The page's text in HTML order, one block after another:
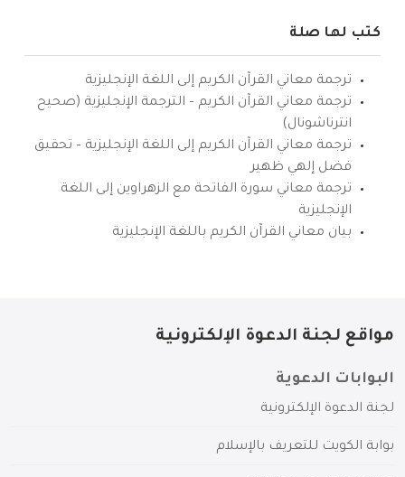
كتب لها صلة
ترجمة معاني القرآن الكريم إلى اللغة الإنجليزية
ترجمة معاني القرآن الكريم – الترجمة الإنجليزية (صحيح
انترناشونال)
ترجمة معاني القرآن الكريم إلى اللغة الإنجليزية – تحقيق
فضل إلهي ظهير
ترجمة معاني سورة الفاتحة مع الزهراوين إلى اللغة
الإنجليزية
بيان معاني القرآن الكريم باللغة الإنجليزية
مواقع لجنة الدعوة الإلكترونية
البوابات الدعوية
لجنة الدعوة الإلكترونية
بوابة الكويت للتعريف بالإسلام